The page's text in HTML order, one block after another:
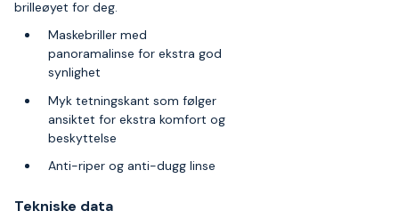
brilleøyet for deg.
Maskebriller med
panoramalinse for ekstra god
synlighet
Myk tetningskant som følger
ansiktet for ekstra komfort og
beskyttelse
Anti-riper og anti-dugg linse
Tekniske data​